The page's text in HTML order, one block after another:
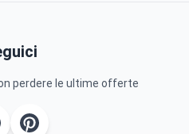
perdere le ultime offerte